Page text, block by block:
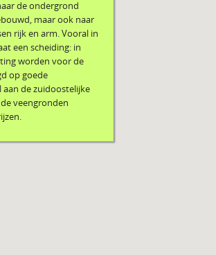
de ondergrond
maar ook naar
rijk en arm. Vooral in
een scheiding: in
worden voor de
op goede
de zuidoostelijke
veengronden